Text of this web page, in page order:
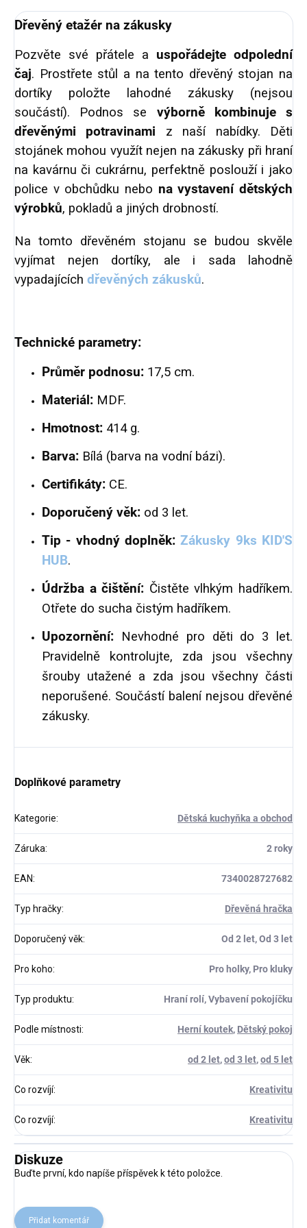
Dřevěný etažér na zákusky
Pozvěte své přátele a uspořádejte odpolední
čaj. Prostřete stůl a na tento dřevěný stojan na
dortíky položte lahodné zákusky (nejsou
součástí). Podnos se výborně kombinuje s
dřevěnými potravinami z naší nabídky. Děti
stojánek mohou využít nejen na zákusky při hraní
na kavárnu či cukrárnu, perfektně poslouží i jako
police v obchůdku nebo na vystavení dětských
výrobků, pokladů a jiných drobností.
Na tomto dřevěném stojanu se budou skvěle
vyjímat nejen dortíky, ale i sada lahodně
vypadajících dřevěných zákusků.
Technické parametry:
Průměr podnosu: 17,5 cm.
Materiál: MDF.
Hmotnost: 414 g.
Barva: Bílá (barva na vodní bázi).
Certifikáty: CE.
Doporučený věk: od 3 let.
Tip - vhodný doplněk:Zákusky 9ks KID'S
HUB.
Údržba a čištění: Čistěte vlhkým hadříkem.
Otřete do sucha čistým hadříkem.
Upozornění: Nevhodné pro děti do 3 let.
Pravidelně kontrolujte, zda jsou všechny
šrouby utažené a zda jsou všechny části
neporušené. Součástí balení nejsou dřevěné
zákusky.
Doplňkové parametry
Kategorie: Dětská kuchyňka a obchod
Záruka: 2 roky
EAN: 7340028727682
Typ hračky: Dřevěná hračka
Doporučený věk: Od 2 let, Od 3 let
Pro koho: Pro holky, Pro kluky
Typ produktu: Hraní rolí, Vybavení pokojíčku
Podle místnosti: Herní koutek, Dětský pokoj
Věk: od 2 let,od 3 let,od 5 let
Co rozvíjí: Kreativitu
Co rozvíjí: Kreativitu
Diskuze
Buďte první, kdo napíše příspěvek k této položce.
Přidat komentář